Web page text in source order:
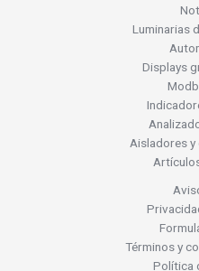
Luminarias
Displays
Aisladores
Términos y
Política